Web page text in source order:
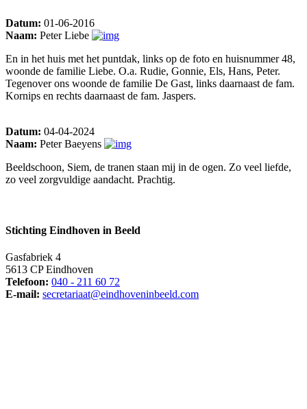
Datum: 01-06-2016
Naam: Peter Liebe
En in het huis met het puntdak, links op de foto en huisnummer 48,
woonde de familie Liebe. O.a. Rudie, Gonnie, Els, Hans, Peter.
Tegenover ons woonde de familie De Gast, links daarnaast de fam.
Kornips en rechts daarnaast de fam. Jaspers.
Datum: 04-04-2024
Naam: Peter Baeyens
Beeldschoon, Siem, de tranen staan mij in de ogen. Zo veel liefde,
zo veel zorgvuldige aandacht. Prachtig.
Stichting Eindhoven in Beeld
Gasfabriek 4
5613 CP Eindhoven
Telefoon: 040 - 211 60 72
E-mail: secretariaat@eindhoveninbeeld.com